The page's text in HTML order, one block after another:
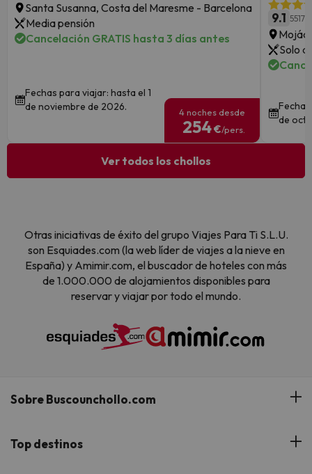
Santa Susanna, Costa del Maresme - Barcelona
Media pensión
Cancelación GRATIS hasta 3 días antes
Fechas para viajar: hasta el 1
de noviembre de 2026.
4 noches desde
254€/pers.
9.1 5517
Solo
de
Ver todos los chollos
Otras iniciativas de éxito del grupo Viajes Para Ti S.L.U.
son Esquiades.com (la web líder de viajes a la nieve en
España) y Amimir.com, el buscador de hoteles con más
de 1.000.000 de alojamientos disponibles para
reservar y viajar por todo el mundo.
Sobre Buscounchollo.com
¿Quiénes somos?
Top destinos